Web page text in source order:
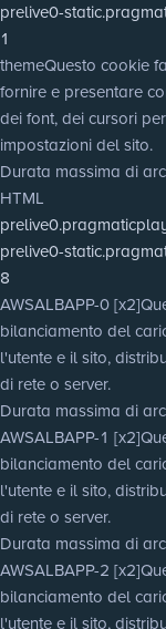
prelive0-
1
themeQuesto cookie
fornire e presentare
dei font, dei cursori
impostazioni del sito.
Durata massima di
HTML
prelive0-
8
AWSALBAPP-0 [x2]
bilanciamento del
l'utente e il sito,
di rete o server.
Durata massima di
AWSALBAPP-1 [x2]
bilanciamento del
l'utente e il sito,
di rete o server.
Durata massima di
AWSALBAPP-2 [x2]
bilanciamento del
l'utente e il sito,